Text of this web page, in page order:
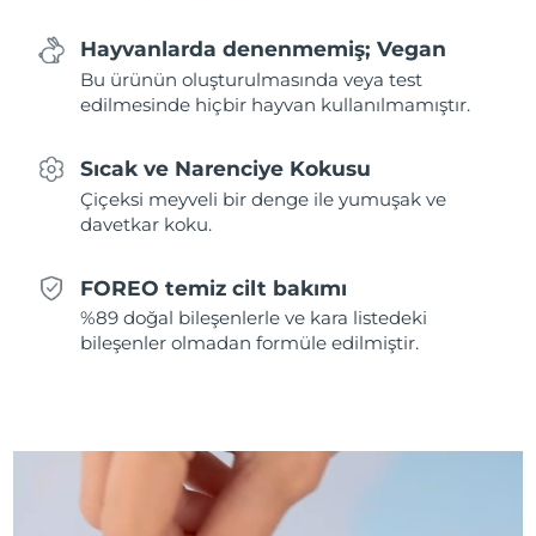
Hayvanlarda denenmemiş; Vegan
Bu ürünün oluşturulmasında veya test
edilmesinde hiçbir hayvan kullanılmamıştır.
Sıcak ve Narenciye Kokusu
Çiçeksi meyveli bir denge ile yumuşak ve
davetkar koku.
FOREO temiz cilt bakımı
%89 doğal bileşenlerle ve kara listedeki
bileşenler olmadan formüle edilmiştir.
Slovakya Tahmini teslim tarihi8/10/26
Slovenya Tahmini teslim tarihi8/10/26
Güney Afrika Tahmini teslim tarihi
Güney Kore
İspanya
Tahmini teslim tarihi
Tahmini teslim tarihi